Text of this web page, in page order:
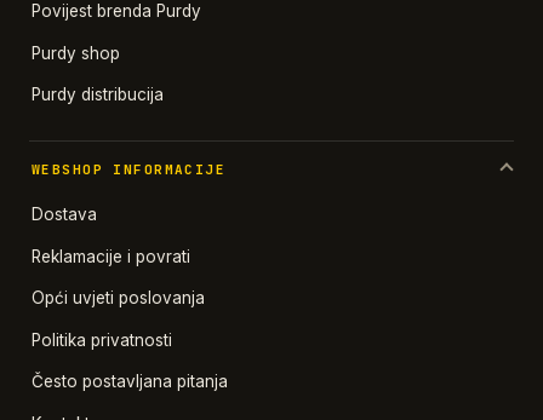
Povijest brenda Purdy
Purdy shop
Purdy distribucija
WEBSHOP INFORMACIJE
Dostava
Reklamacije i povrati
Opći uvjeti poslovanja
Politika privatnosti
Često postavljana pitanja